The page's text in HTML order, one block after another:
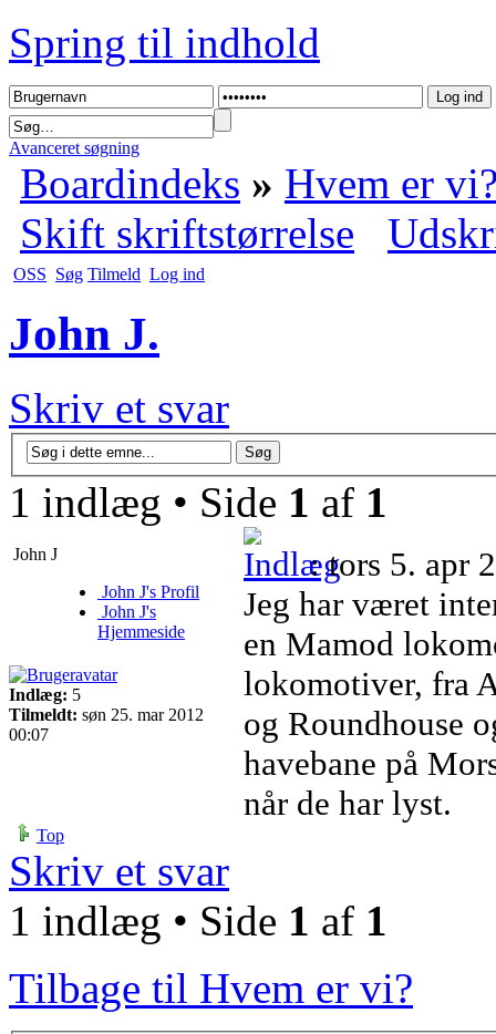
Spring til indhold
Avanceret søgning
Boardindeks » Hvem er
Skift skriftstørrelse
OSS Søg Tilmeld Log ind
John J.
Skriv et svar
1 indlæg • Side 1 af 1
John J
John J's Profil
John J's
Hjemmeside
Indlæg: 5
Tilmeldt: søn 25. mar 2012
00:07
: tors 5. apr
Jeg har været
en Mamod
lokomotiver, fra
og Roundhouse
havebane på
når de har lyst.
Top
Skriv et svar
1 indlæg • Side 1 af 1
Tilbage til Hvem er vi?